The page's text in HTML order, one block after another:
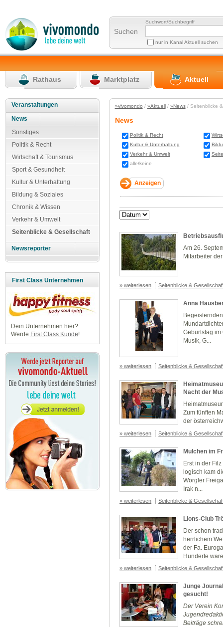
Suchen
Suchwort/Suchbegriff
nur in Kanal Aktuell suchen
Rathaus Marktplatz Aktuell
Veranstaltungen
News
Sonstiges
Politik & Recht
Wirtschaft & Tourismus
Sport & Gesundheit
Kultur & Unterhaltung
Bildung & Soziales
Chronik & Wissen
Verkehr & Umwelt
Seitenblicke & Gesellschaft
Newsreporter
First Class Unternehmen
Dein Unternehmen hier?
Werde First Class Kunde!
»vivomondo / »Aktuell/ »News/ Seitenblicke
News
Politik & Recht
Kultur & Unterhaltung
Verkehr & Umwelt
alle/keine
Am 26.
Mitarbeiter
» weiterlesen Seitenblicke &
Anna
Geburtstag im
Musik, G...
» weiterlesen Seitenblicke &
Nacht der
Zum fünften
der
» weiterlesen Seitenblicke &
Mulchen im
Erst in der
logisch kam
Wörgler
Irak n...
» weiterlesen Seitenblicke &
Lions-Club
Der schon
herrlichem
der Fa.
Hunderte
» weiterlesen Seitenblicke &
Junge
gesucht!
Der Verein
Beiträge